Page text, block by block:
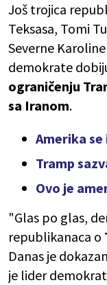
Još trojica
Teksasa, Tomi
Severne Karoline
demokrate
ograničenju
sa Iranom.
Amerika se
Tramp
Ovo je
"Glas po glas,
republikanaca o
Danas je
je lider